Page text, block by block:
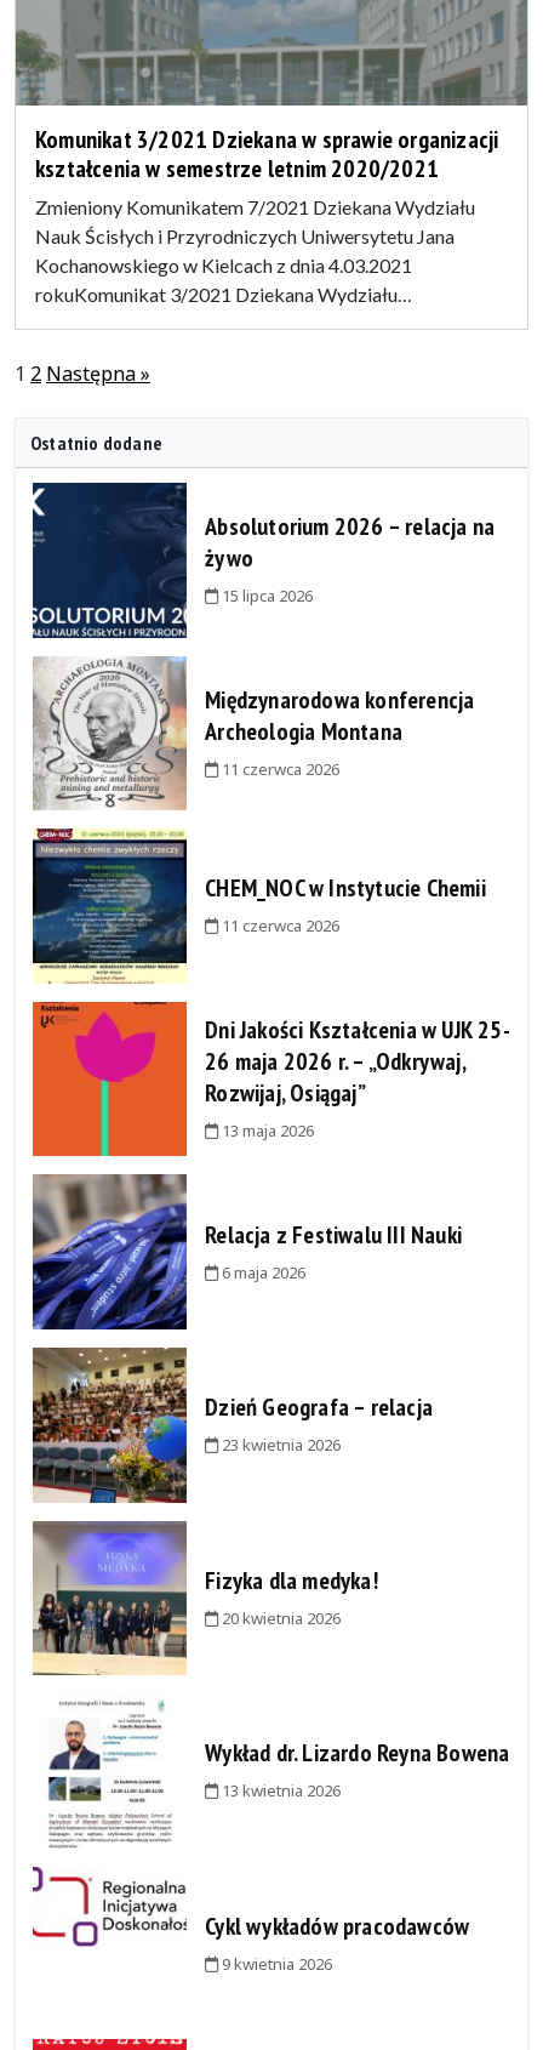
Komunikat 3/2021 Dziekana w sprawie organizacji
kształcenia w semestrze letnim 2020/2021
Zmieniony Komunikatem 7/2021 Dziekana Wydziału
Nauk Ścisłych i Przyrodniczych Uniwersytetu Jana
Kochanowskiego w Kielcach z dnia 4.03.2021
rokuKomunikat 3/2021 Dziekana Wydziału…
Stronicowanie
1 2 Następna »
Ostatnio dodane
Absolutorium 2026 – relacja na
żywo
15 lipca 2026
Międzynarodowa konferencja
Archeologia Montana
11 czerwca 2026
CHEM_NOC w Instytucie Chemii
11 czerwca 2026
Dni Jakości Kształcenia w UJK 25-
26 maja 2026 r. – „Odkrywaj,
Rozwijaj, Osiągaj”
13 maja 2026
Relacja z Festiwalu III Nauki
6 maja 2026
Dzień Geografa – relacja
23 kwietnia 2026
Fizyka dla medyka!
20 kwietnia 2026
Wykład dr. Lizardo Reyna Bowena
13 kwietnia 2026
Cykl wykładów pracodawców
9 kwietnia 2026